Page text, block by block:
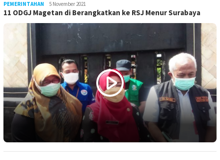
PEMERINTAHAN LilikAbdi
5 November 2021
11 ODGJ Magetan di Berangkatkan ke RSJ Menur Surabaya